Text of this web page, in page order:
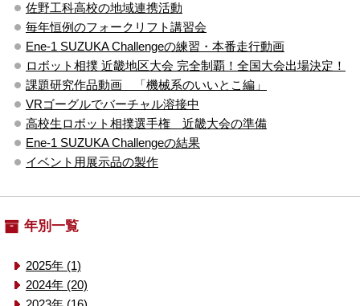
佐野工科高校の地域連携活動
毎年恒例のフォークリフト講習会
Ene-1 SUZUKA Challengeの練習・本番走行動画
ロボット相撲 近畿地区大会 完全制覇！全国大会出場決定！
課題研究作品動画 「機械系のいいとこ編」
VRゴーグルでバーチャル溶接中
高校生ロボット相撲選手権 近畿大会の準備
Ene-1 SUZUKA Challengeの結果
イベント用展示品の製作
年別一覧
2025年 (1)
2024年 (20)